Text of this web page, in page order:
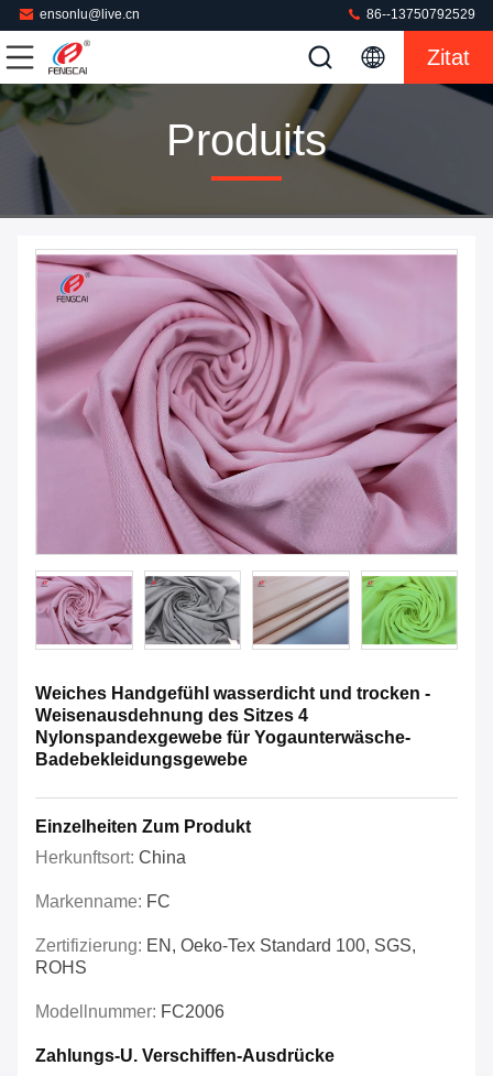
ensonlu@live.cn 86--13750792529
Zitat
Produits
Weiches Handgefühl wasserdicht und trocken -
Weisenausdehnung des Sitzes 4
Nylonspandexgewebe für Yogaunterwäsche-
Badebekleidungsgewebe
Einzelheiten Zum Produkt
Herkunftsort: China
Markenname: FC
Zertifizierung: EN, Oeko-Tex Standard 100, SGS,
ROHS
Modellnummer: FC2006
Zahlungs-U. Verschiffen-Ausdrücke